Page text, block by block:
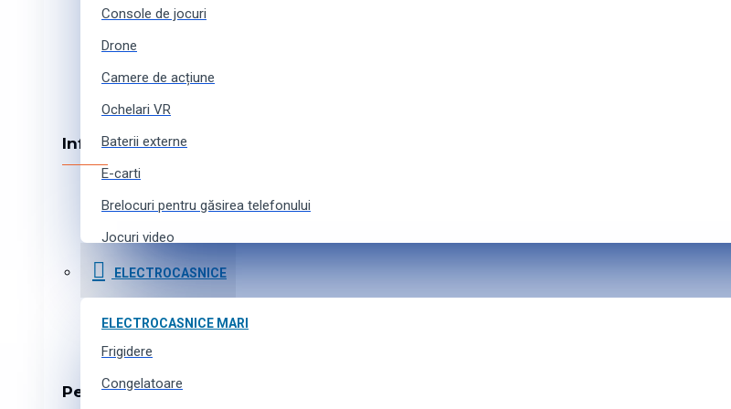
Console de jocuri
Drone
Camere de acțiune
Ochelari VR
Baterii externe
E-carti
Brelocuri pentru găsirea telefonului
Jocuri video
Curele pentru ceasuri inteligente
Accesorii pentru camere de acțiune
TEHNICĂ FOTO
Camere SLR
ELECTROCASNICE
ELECTROCASNICE MARI
Frigidere
Congelatoare
Informația
Metode de achitare
Cumpărături în credit
Livrarea produselor
Program de afiliere
Toate produsele
Pentru cumpărători